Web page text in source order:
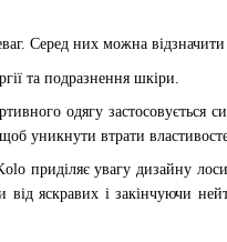
Серед них можна відзначити
та подразнення шкіри.
одягу застосовується
уникнути втрати
приділяє увагу дизайну
яскравих і закінчуючи